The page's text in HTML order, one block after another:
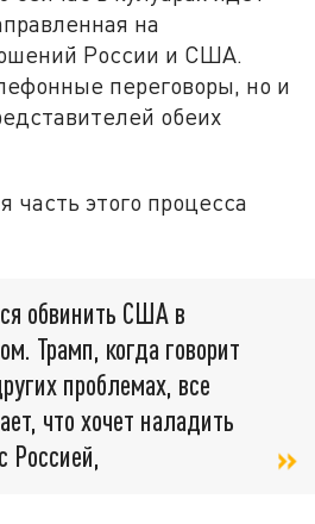
на
России и США.
переговоры, но и
обеих
часть этого процесса
обвинить США в
Трамп, когда говорит
проблемах, все
что хочет наладить
Россией,